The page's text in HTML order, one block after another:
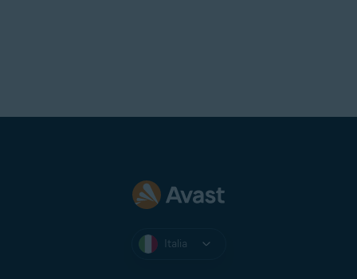
Italia